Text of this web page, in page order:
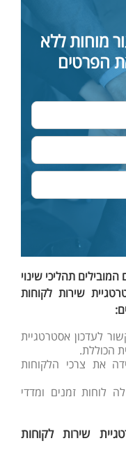
מוחות ללא
הפרטים
תהליכי שינוי
שירות לקוחות
לעדכון אסטרטגיית
הכוללת.
את צרכי הלקוחות
לוחות זמנים ומדדי
שירות לקוחות